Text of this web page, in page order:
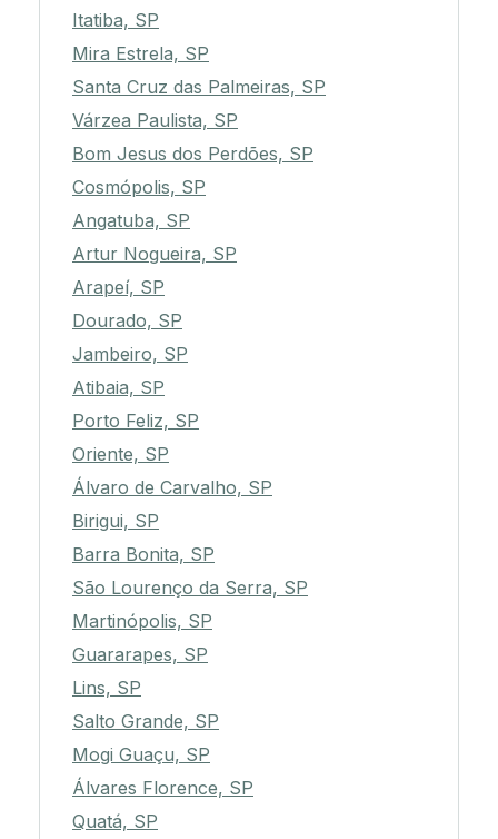
Itatiba, SP
Mira Estrela, SP
Santa Cruz das Palmeiras, SP
Várzea Paulista, SP
Bom Jesus dos Perdões, SP
Cosmópolis, SP
Angatuba, SP
Artur Nogueira, SP
Arapeí, SP
Dourado, SP
Jambeiro, SP
Atibaia, SP
Porto Feliz, SP
Oriente, SP
Álvaro de Carvalho, SP
Birigui, SP
Barra Bonita, SP
São Lourenço da Serra, SP
Martinópolis, SP
Guararapes, SP
Lins, SP
Salto Grande, SP
Mogi Guaçu, SP
Álvares Florence, SP
Quatá, SP